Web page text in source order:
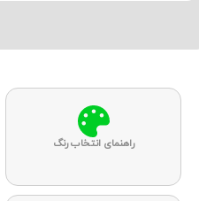
راهنمای انتخاب رنگ